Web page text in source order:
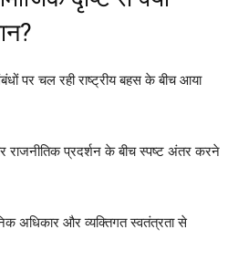
पर चल रही राष्ट्रीय बहस के बीच आया
राजनीतिक प्रदर्शन के बीच स्पष्ट अंतर करने
अधिकार और व्यक्तिगत स्वतंत्रता से